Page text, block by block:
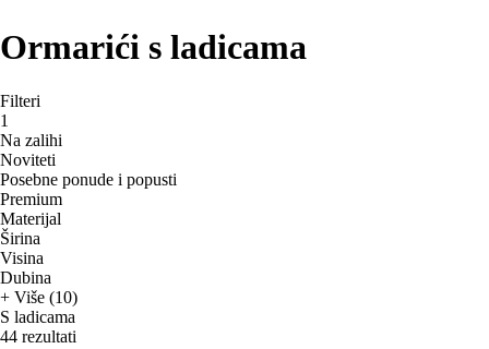
Ormarići s ladicama
Filteri
1
Na zalihi
Noviteti
Posebne ponude i popusti
Premium
Materijal
Širina
Visina
Dubina
+ Više (10)
S ladicama
44 rezultati